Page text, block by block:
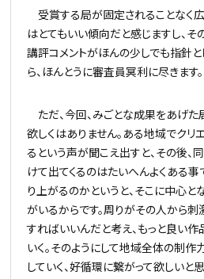
受賞する局が固定されることなく
はとてもいい傾向だと感じますし、
講評コメントがほんの少しでも指針
ら、ほんとうに審査員冥利に尽きます
ただ、今回、みごとな成果をあげた
欲しくはありません。ある地域でクリ
るという声が聞こえ出すと、その後
けて出てくるのはたいへんよくある
り上がるのかというと、そこに中心と
がいるからです。周りがその人から刺
すればいいんだと考え、もっと良い
いく。そのようにして地域全体の制
していく、好循環に繋がって欲しいと思